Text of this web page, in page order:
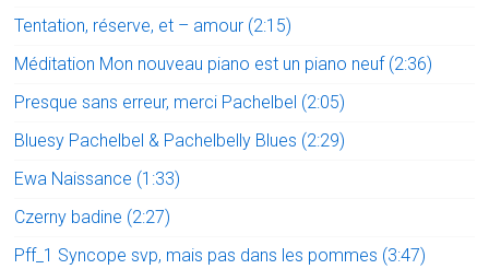
Tentation, réserve, et – amour (2:15)
Méditation Mon nouveau piano est un piano neuf (2:36)
Presque sans erreur, merci Pachelbel (2:05)
Bluesy Pachelbel & Pachelbelly Blues (2:29)
Ewa Naissance (1:33)
Czerny badine (2:27)
Pff_1 Syncope svp, mais pas dans les pommes (3:47)